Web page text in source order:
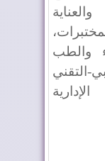
والطب
التقني